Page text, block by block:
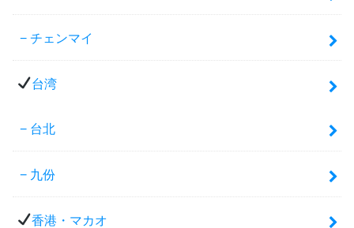
チェンマイ
台湾
台北
九份
香港・マカオ